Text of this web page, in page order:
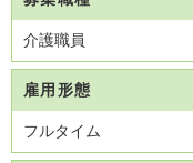
介護職員
雇用形態
フルタイム